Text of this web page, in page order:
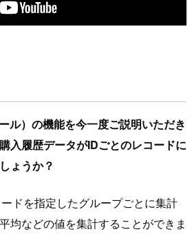
ル）の機能を今一度ご説明いただき
入履歴データがIDごとのレコードに
ょうか？
ドを指定したグループごとに集計
均などの値を集計することができま